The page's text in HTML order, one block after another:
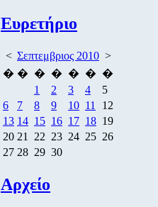
Ευρετήριο
< Σεπτεμβριος 2010 >
� � � � � � �
1
2 3 4
5
6
7 8 9 10 11
12
13 14 15 16 17 18 19
20 21 22 23 24 25 26
27 28 29 30
Αρχείο